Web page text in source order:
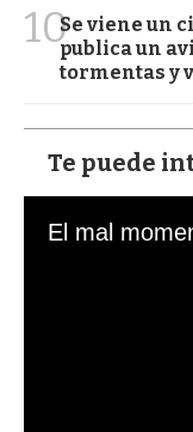
10Se viene un
publica un
tormentas y
Te puede